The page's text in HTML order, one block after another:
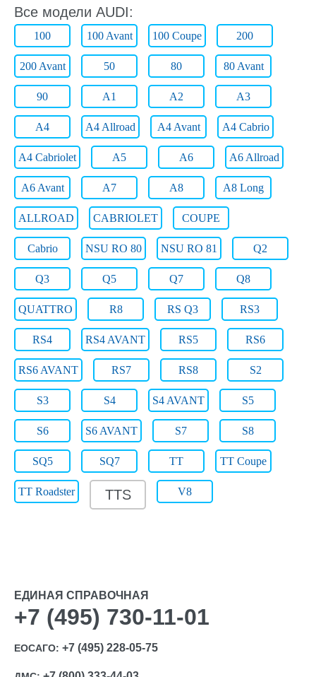
Все модели AUDI:
100 100 Avant 100 Coupe 200
200 Avant 50 80 80 Avant
90 A1 A2 A3
A4 A4 Allroad A4 Avant A4 Cabrio
A4 Cabriolet A5 A6 A6 Allroad
A6 Avant A7 A8 A8 Long
ALLROAD CABRIOLET COUPE
Cabrio NSU RO 80 NSU RO 81 Q2
Q3 Q5 Q7 Q8
QUATTRO R8 RS Q3 RS3
RS4 RS4 AVANT RS5 RS6
RS6 AVANT RS7 RS8 S2
S3 S4 S4 AVANT S5
S6 S6 AVANT S7 S8
SQ5 SQ7 TT TT Coupe
TT Roadster TTS V8
ЕДИНАЯ СПРАВОЧНАЯ
+7 (495) 730-11-01
ЕОСАГО: +7 (495) 228-05-75